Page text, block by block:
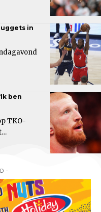
in
ben
TKO-
-